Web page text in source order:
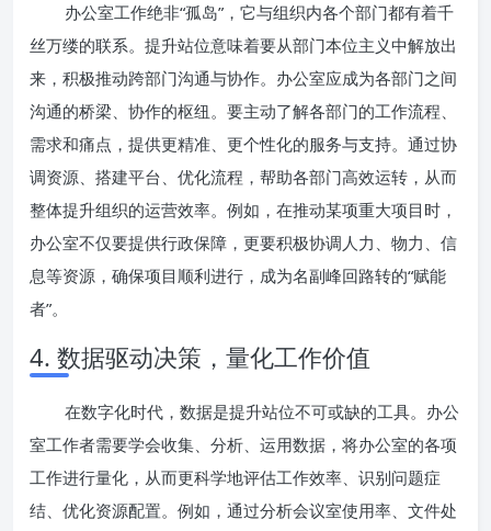
办公室工作绝非“孤岛”，它与组织内各个部门都有着千
丝万缕的联系。提升站位意味着要从部门本位主义中解放出
来，积极推动跨部门沟通与协作。办公室应成为各部门之间
沟通的桥梁、协作的枢纽。要主动了解各部门的工作流程、
需求和痛点，提供更精准、更个性化的服务与支持。通过协
调资源、搭建平台、优化流程，帮助各部门高效运转，从而
整体提升组织的运营效率。例如，在推动某项重大项目时，
办公室不仅要提供行政保障，更要积极协调人力、物力、信
息等资源，确保项目顺利进行，成为名副峰回路转的“赋能
者”。
4. 数据驱动决策，量化工作价值
在数字化时代，数据是提升站位不可或缺的工具。办公
室工作者需要学会收集、分析、运用数据，将办公室的各项
工作进行量化，从而更科学地评估工作效率、识别问题症
结、优化资源配置。例如，通过分析会议室使用率、文件处